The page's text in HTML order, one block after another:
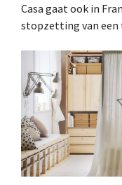
Casa gaat ook in
stopzetting van een
gespeculeerd over